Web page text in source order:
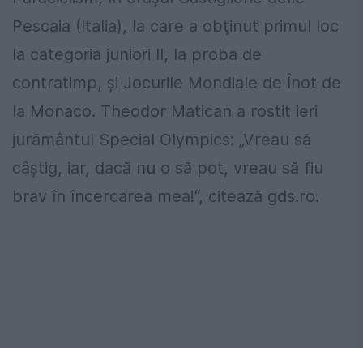
Pescaia (Italia), la care a obţinut primul loc
la categoria juniori II, la proba de
contratimp, şi Jocurile Mondiale de Înot de
la Monaco. Theodor Matican a rostit ieri
jurământul Special Olympics: „Vreau să
câştig, iar, dacă nu o să pot, vreau să fiu
brav în încercarea mea!“, citează gds.ro.